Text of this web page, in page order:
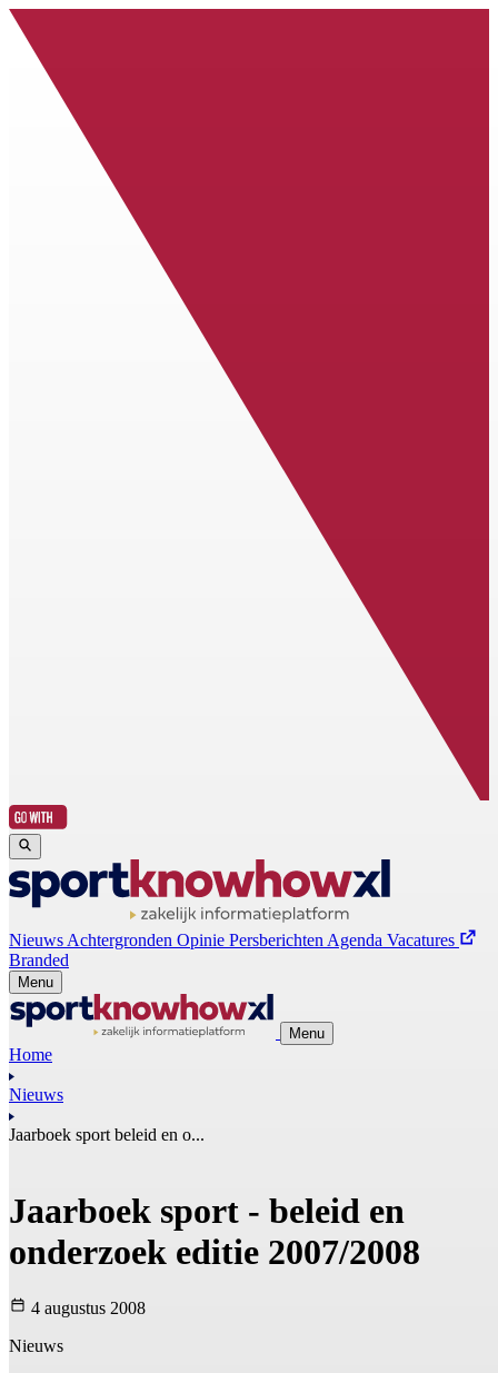
Nieuws Achtergronden Opinie Persberichten Agenda Vacatures
Branded
Menu
Menu
Home
Nieuws
Jaarboek sport beleid en o...
Jaarboek sport - beleid en
onderzoek editie 2007/2008
4 augustus 2008
Nieuws